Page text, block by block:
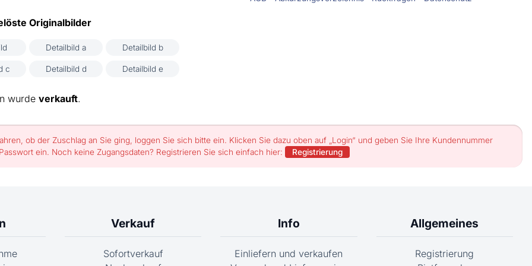
Originalbilder
Detailbild a Detailbild b
c Detailbild d Detailbild e
wurde verkauft.
ob der Zuschlag an Sie ging, loggen Sie sich bitte ein. Klicken Sie dazu oben auf „Login“ und geben Sie Ihre Kundennummer
ein. Noch keine Zugangsdaten? Registrieren Sie sich einfach hier:
Registrierung
Verkauf
Sofortverkauf
Info
Einliefern und verkaufen
Allgemeines
Registrierung